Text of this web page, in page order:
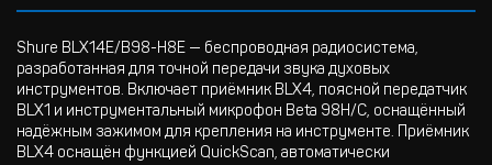
Shure BLX14E/B98-H8E — беспроводная радиосистема,
разработанная для точной передачи звука духовых
инструментов. Включает приёмник BLX4, поясной передатчик
BLX1 и инструментальный микрофон Beta 98H/C, оснащённый
надёжным зажимом для крепления на инструменте. Приёмник
BLX4 оснащён функцией QuickScan, автоматически